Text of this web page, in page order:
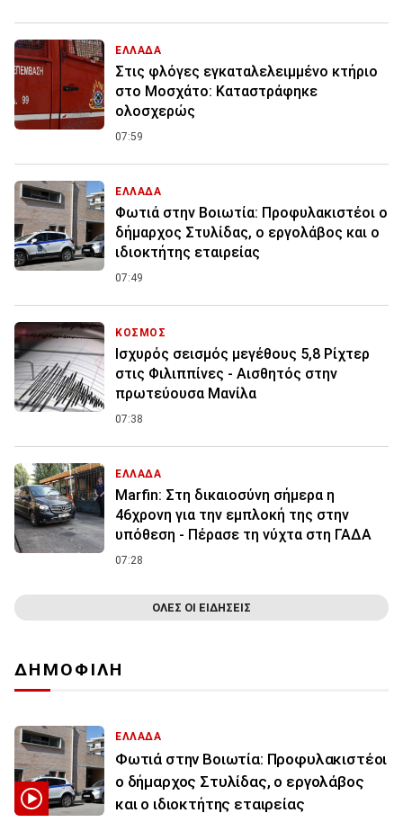
ΕΛΛΑΔΑ
Στις φλόγες εγκαταλελειμμένο κτήριο
στο Μοσχάτο: Καταστράφηκε
ολοσχερώς
07:59
ΕΛΛΑΔΑ
Φωτιά στην Βοιωτία: Προφυλακιστέοι ο
δήμαρχος Στυλίδας, ο εργολάβος και ο
ιδιοκτήτης εταιρείας
07:49
ΚΟΣΜΟΣ
Ισχυρός σεισμός μεγέθους 5,8 Ρίχτερ
στις Φιλιππίνες - Αισθητός στην
πρωτεύουσα Μανίλα
07:38
ΕΛΛΑΔΑ
Marfin: Στη δικαιοσύνη σήμερα η
46χρονη για την εμπλοκή της στην
υπόθεση - Πέρασε τη νύχτα στη ΓΑΔΑ
07:28
ΟΛΕΣ ΟΙ ΕΙΔΗΣΕΙΣ
ΔΗΜΟΦΙΛΗ
ΕΛΛΑΔΑ
Φωτιά στην Βοιωτία: Προφυλακιστέοι
ο δήμαρχος Στυλίδας, ο εργολάβος
και ο ιδιοκτήτης εταιρείας